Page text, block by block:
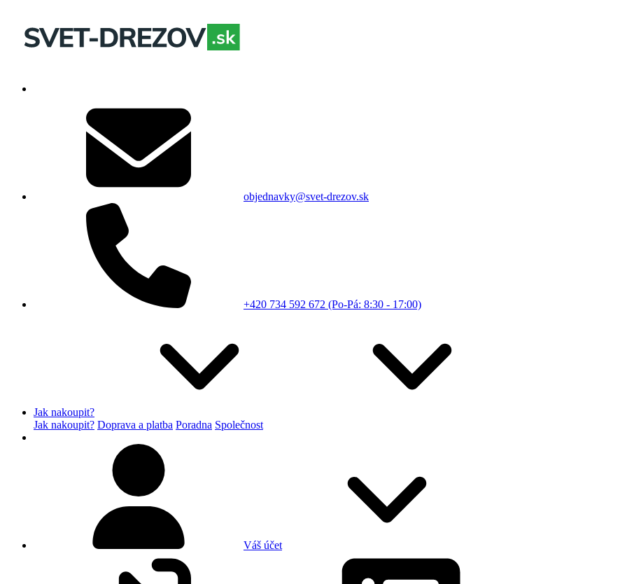
objednavky@svet-drezov.sk
+420 734 592 672 (Po-Pá: 8:30 - 17:00)
Jak nakoupit?
Jak nakoupit? Doprava a platba Poradna Společnost
Váš účet